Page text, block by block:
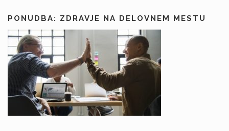
PONUDBA: ZDRAVJE NA DELOVNEM MESTU